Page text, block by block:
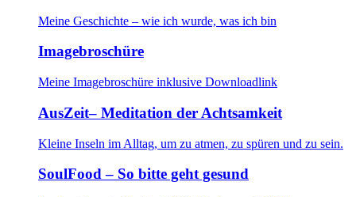
Meine Geschichte – wie ich wurde, was ich bin
Imagebroschüre
Meine Imagebroschüre inklusive Downloadlink
AusZeit– Meditation der Achtsamkeit
Kleine Inseln im Alltag, um zu atmen, zu spüren und zu sein.
SoulFood – So bitte geht gesund